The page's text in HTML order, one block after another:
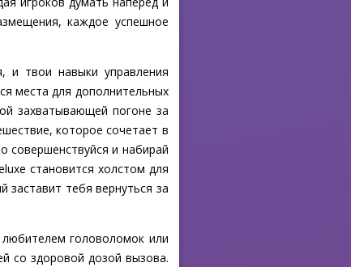
каждое успешное
и твои навыки управления
места для дополнительных
захватывающей погоне за
которое сочетает в
совершенствуйся и набирай
становится холстом для
заставит тебя вернуться за
головоломок или
со здоровой дозой вызова.